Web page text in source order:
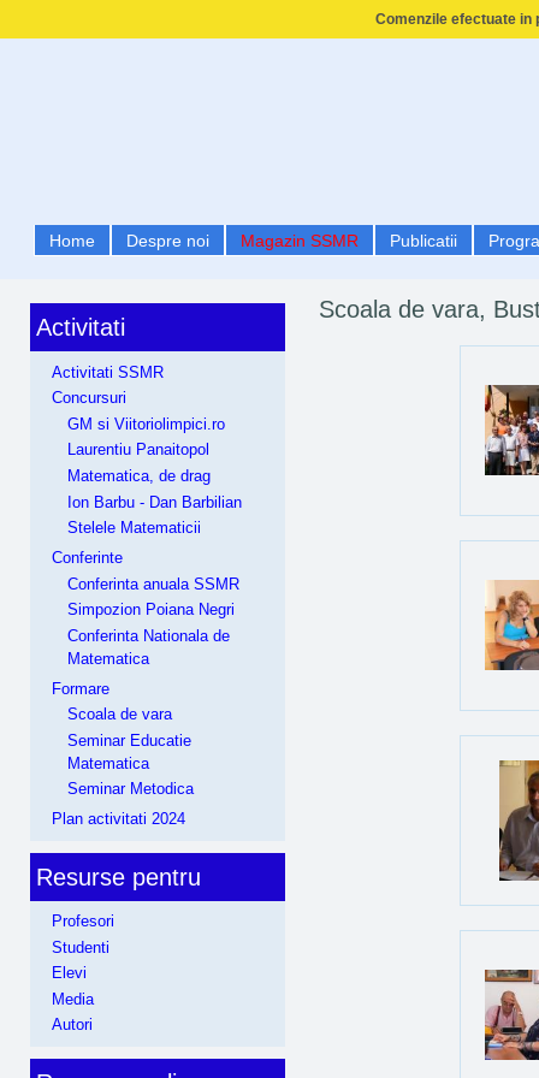
Comenzile efectuate in
Home Despre noi Magazin SSMR Publicatii
Scoala de vara,
Activitati
Activitati SSMR
Concursuri
GM si Viitoriolimpici.ro
Laurentiu Panaitopol
Matematica, de drag
Ion Barbu - Dan Barbilian
Stelele Matematicii
Conferinte
Conferinta anuala SSMR
Simpozion Poiana Negri
Conferinta Nationala de
Matematica
Formare
Scoala de vara
Seminar Educatie
Matematica
Seminar Metodica
Plan activitati 2024
Resurse pentru
Profesori
Studenti
Elevi
Media
Autori